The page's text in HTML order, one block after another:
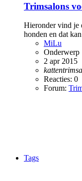
Trimsalons
Hieronder vind je
honden en dat
MiLu
Onderwerp
2 apr 2015
Reacties: 0
Forum:
Tags